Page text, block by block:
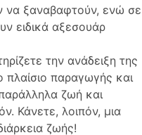
να ξαναβαφτούν, ενώ σε
ειδικά αξεσουάρ
την ανάδειξη της
πλαίσιο παραγωγής και
ζωή και
Κάνετε, λοιπόν, μια
ζωής!